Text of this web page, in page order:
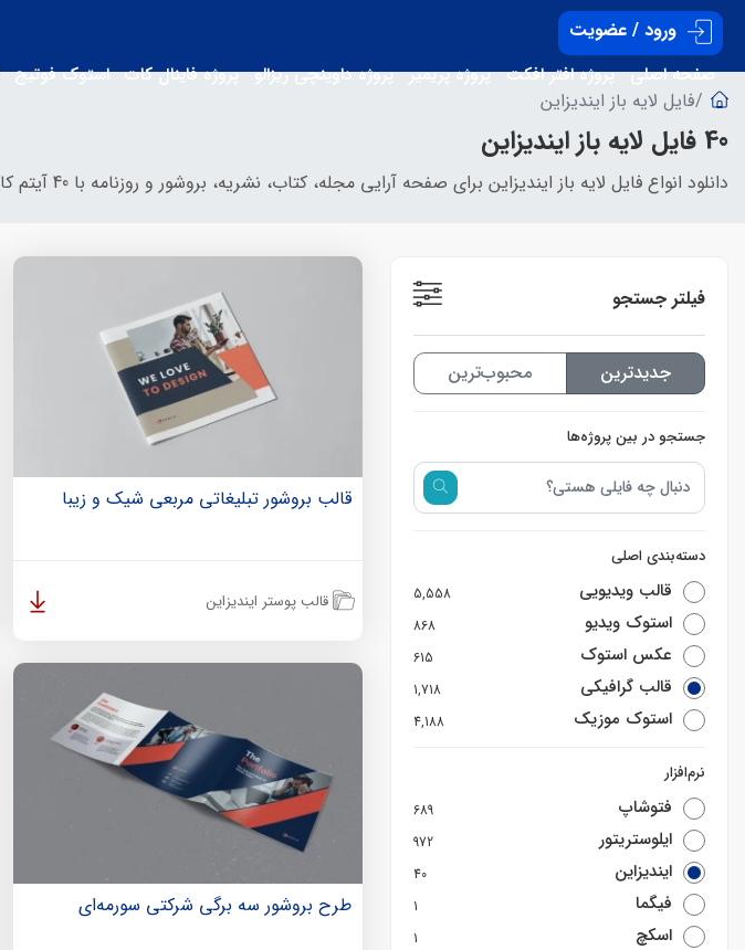
ورود / عضویت
صفحه اصلی پروژه افتر افکت پروژه پریمیر پروژه داوینچی ریزالو پروژه فاینال کات استوک فوتیج
فایل لایه باز ایندیزاین
40 فایل لایه باز ایندیزاین
دانلود انواع فایل لایه باز ایندیزاین برای صفحه آرایی مجله، کتاب، نشریه، بروشور و روزنامه با 40 آیتم کاربردی در پرو جی اف ایکس.
فیلتر جستجو
جدیدترین‌ محبوب‌ترین
جستجو در بین پروژه‌ها
دسته‌بندی اصلی
قالب ویدیویی 5,558
استوک ویدیو 868
عکس استوک 615
قالب گرافیکی 1,718
استوک موزیک 4,188
نرم‌افزار
فتوشاپ 689
ایلوستریتور 972
ایندیزاین 40
فیگما 1
اسکچ 1
قالب بروشور تبلیغاتی مربعی شیک و زیبا
قالب پوستر ایندیزاین
طرح بروشور سه برگی شرکتی سورمه‌ای